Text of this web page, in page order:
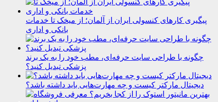
پیگیری کارهای کنسولی ایران از آلمان؛ از میخک تا خدمات
بانکی و اداری
چگونه با طراحی سایت حرفه‌ای، مطب خود را به یک برند
پزشکی تبدیل کنید؟
دیجیتال مارکتر کیست و چه مهارت‌هایی باید داشته باشد؟